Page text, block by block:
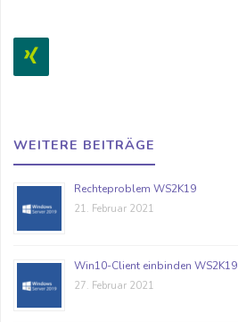
WEITERE BEITRÄGE
Rechteproblem WS2K19
21. Februar 2021
Win10-Client einbinden WS2K19
27. Februar 2021